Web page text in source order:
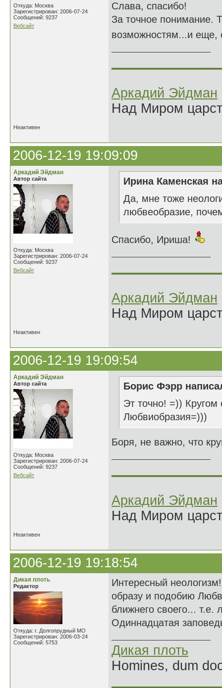
Откуда: Москва
Зарегистрирован: 2006-07-24
Сообщений: 9237
Вебсайт
Слава, спасибо!
За точное понимание.
возможностям...и еще,
Аркадий Эйдман
Над Миром
Неактивен
2006-12-19 19:09:09
Аркадий Эйдман
Автор сайта
Откуда: Москва
Зарегистрирован: 2006-07-24
Сообщений: 9237
Вебсайт
Ирина Каменская
Да, мне тоже
любвеобразие,
Спасибо, Ириша!
Аркадий Эйдман
Над Миром
Неактивен
2006-12-19 19:09:54
Аркадий Эйдман
Автор сайта
Откуда: Москва
Зарегистрирован: 2006-07-24
Сообщений: 9237
Вебсайт
Борис Фэрр
Эт точно! =)) Кругом
Любвиобразия=)))
Боря, не важно, что
Аркадий Эйдман
Над Миром
Неактивен
2006-12-19 19:18:54
Дикая плоть
Редактор
Откуда: г. Долгопрудный МО
Зарегистрирован: 2006-03-24
Сообщений: 5753
Интересный
образу и подобию
ближнего своего...
Одиннадцатая
Дикая плоть
Homines, dum